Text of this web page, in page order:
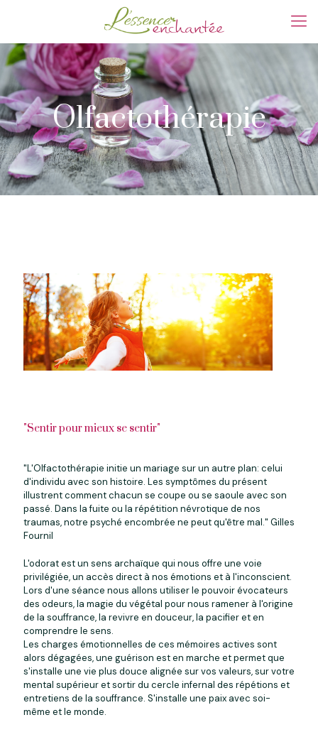
Olfactothérapie
"Sentir pour mieux se sentir"
"L'Olfactothérapie initie un mariage sur un autre plan: celui
d'individu avec son histoire. Les symptômes du présent
illustrent comment chacun se coupe ou se saoule avec son
passé. Dans la fuite ou la répétition névrotique de nos
traumas, notre psyché encombrée ne peut qu'être mal." Gilles
Fournil
L'odorat est un sens archaïque qui nous offre une voie
privilégiée, un accès direct à nos émotions et à l'inconscient.
Lors d'une séance nous allons utiliser le pouvoir évocateurs
des odeurs, la magie du végétal pour nous ramener à l'origine
de la souffrance, la revivre en douceur, la pacifier et en
comprendre le sens.
Les charges émotionnelles de ces mémoires actives sont
alors dégagées, une guérison est en marche et permet que
s'installe une vie plus douce alignée sur vos valeurs, sur votre
mental supérieur et sortir du cercle infernal des répétions et
entretiens de la souffrance. S'installe une paix avec soi-
même et le monde.